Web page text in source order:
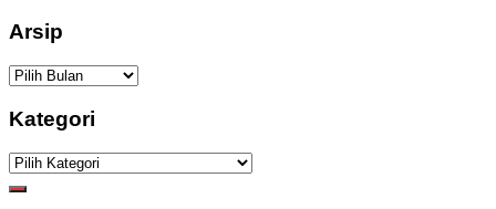
Arsip
Arsip
Kategori
Kategori